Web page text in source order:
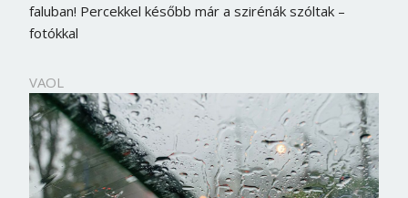
faluban! Percekkel később már a szirénák szóltak –
fotókkal
VAOL